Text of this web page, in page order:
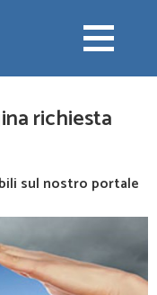
richiesta
sul nostro portale